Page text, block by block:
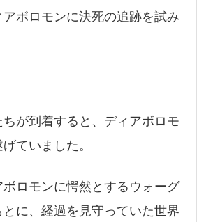
ボロモンに決死の追跡を試み
が到着すると、ディアボロモ
ていました。
ロモンに愕然とするウォーグ
に、経過を見守っていた世界